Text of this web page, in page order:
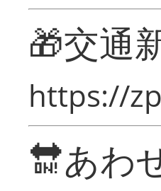
🎁交通
https://
🔛あわ